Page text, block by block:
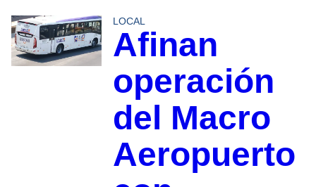
LOCAL
Afinan
operación
del Macro
Aeropuerto